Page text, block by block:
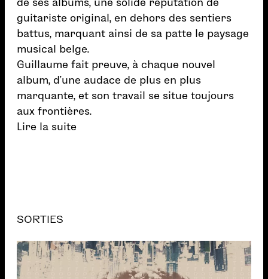
guitariste original, en dehors des sentiers
battus, marquant ainsi de sa patte le paysage
musical belge.
Guillaume fait preuve, à chaque nouvel
album, d’une audace de plus en plus
marquante, et son travail se situe toujours
aux frontières.
Lire la suite
SORTIES